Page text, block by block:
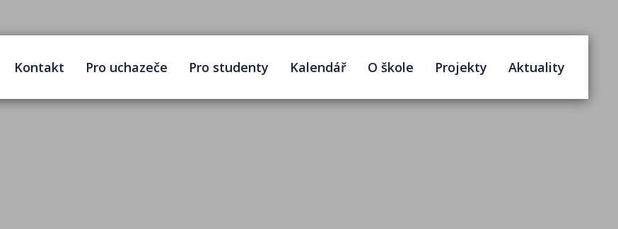
Kontakt Pro uchazeče Pro studenty Kalendář O škole Projekty Aktuality